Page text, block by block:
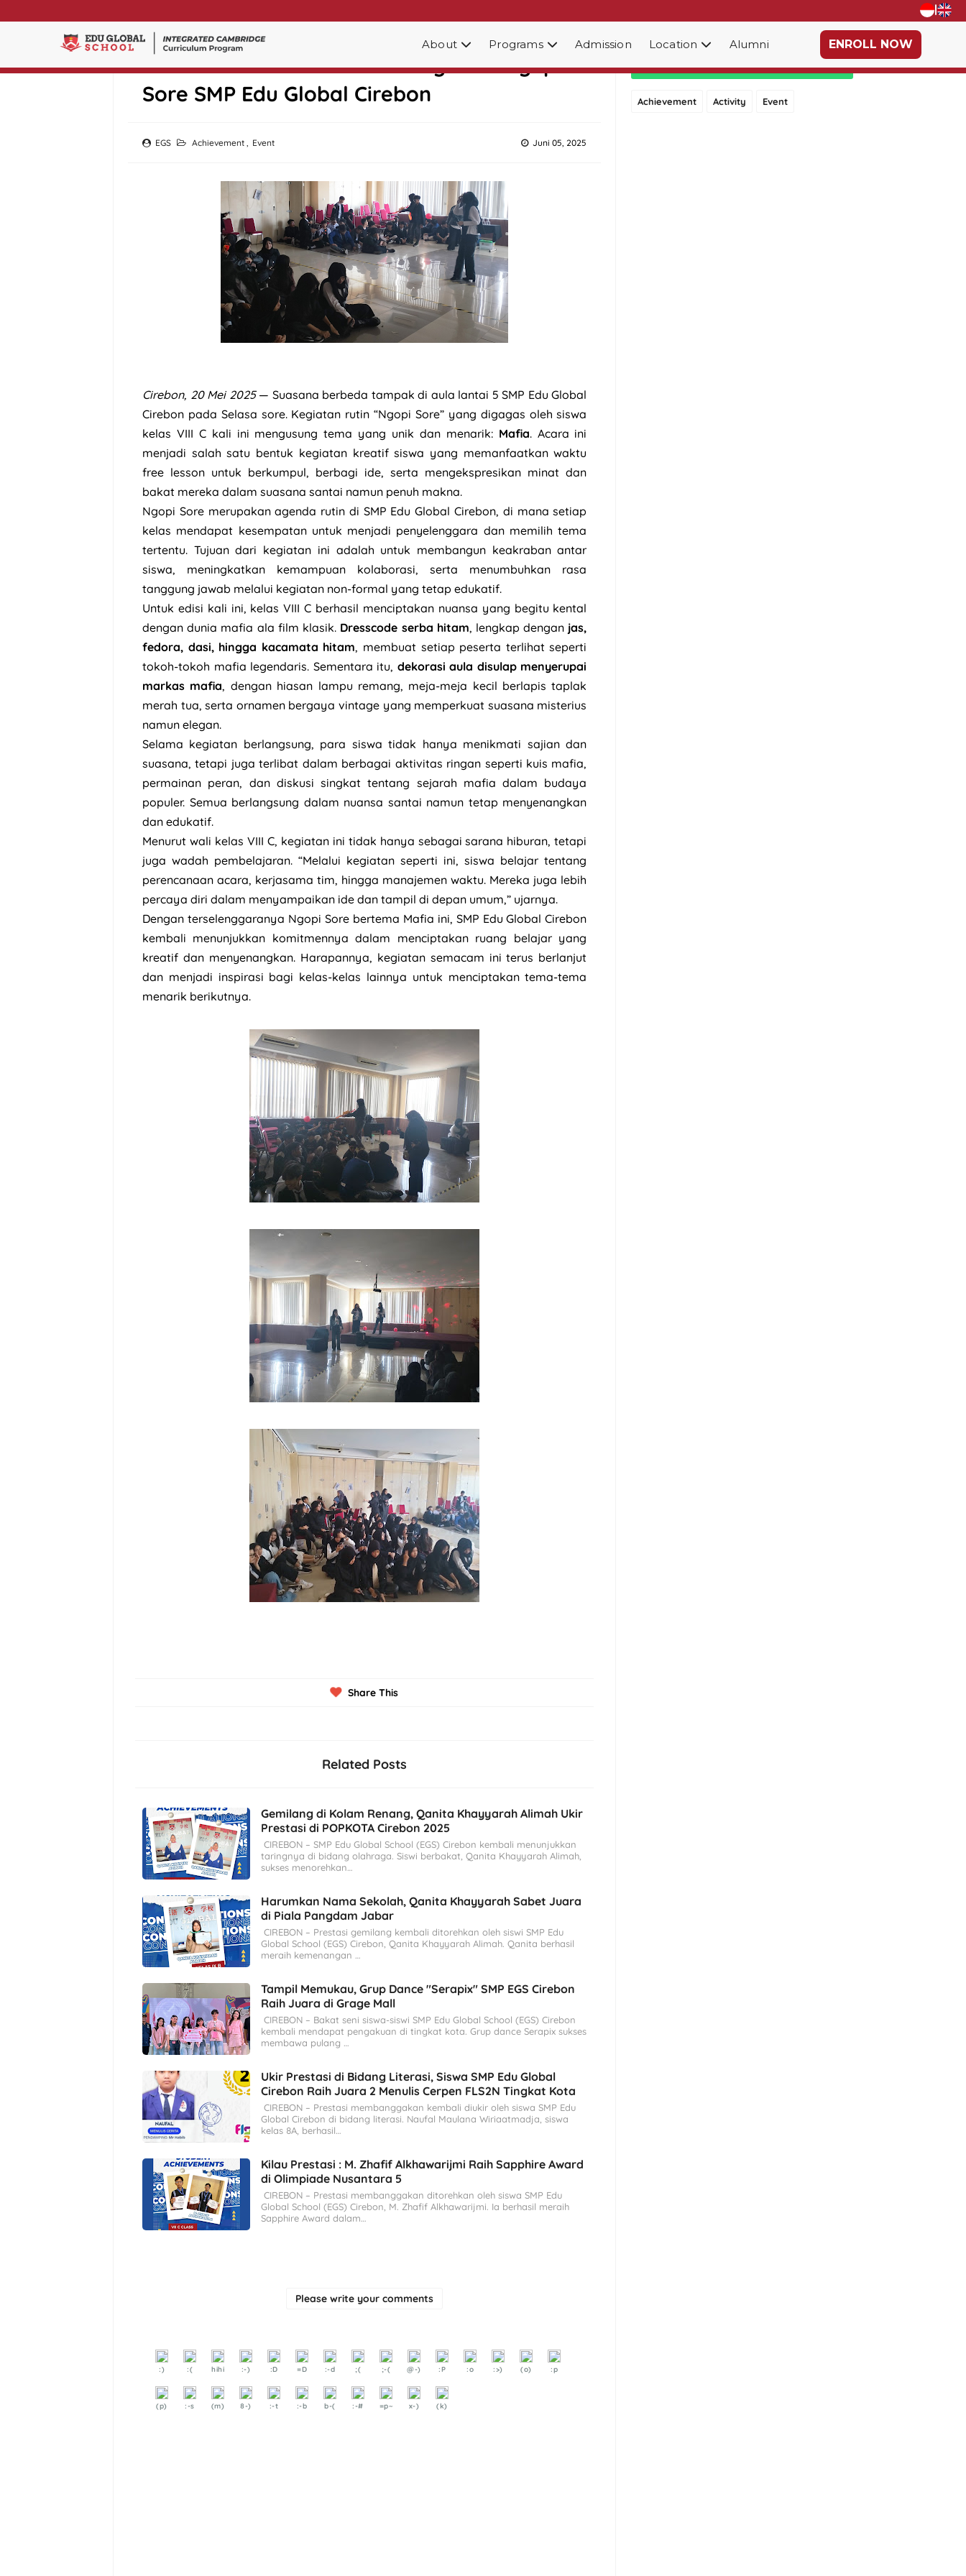
|
About Programs Admission Location Alumni ENROLL NOW
Suasana Mafia Meriahkan Kegiatan Ngopi
Sore SMP Edu Global Cirebon
EGS Juni 05, 2025
Achievement , Event
Cirebon, 20 Mei 2025— Suasana berbeda tampak di aula lantai 5 SMP Edu Global
Cirebon pada Selasa sore. Kegiatan rutin “Ngopi Sore” yang digagas oleh siswa
kelas VIII C kali ini mengusung tema yang unik dan menarik: Mafia. Acara ini
menjadi salah satu bentuk kegiatan kreatif siswa yang memanfaatkan waktu
free lesson untuk berkumpul, berbagi ide, serta mengekspresikan minat dan
bakat mereka dalam suasana santai namun penuh makna.
Ngopi Sore merupakan agenda rutin di SMP Edu Global Cirebon, di mana setiap
kelas mendapat kesempatan untuk menjadi penyelenggara dan memilih tema
tertentu. Tujuan dari kegiatan ini adalah untuk membangun keakraban antar
siswa, meningkatkan kemampuan kolaborasi, serta menumbuhkan rasa
tanggung jawab melalui kegiatan non-formal yang tetap edukatif.
Untuk edisi kali ini, kelas VIII C berhasil menciptakan nuansa yang begitu kental
dengan dunia mafia ala film klasik. Dresscode serba hitam, lengkap dengan jas,
fedora, dasi, hingga kacamata hitam, membuat setiap peserta terlihat seperti
tokoh-tokoh mafia legendaris. Sementara itu, dekorasi aula disulap menyerupai
markas mafia, dengan hiasan lampu remang, meja-meja kecil berlapis taplak
merah tua, serta ornamen bergaya vintage yang memperkuat suasana misterius
namun elegan.
Selama kegiatan berlangsung, para siswa tidak hanya menikmati sajian dan
suasana, tetapi juga terlibat dalam berbagai aktivitas ringan seperti kuis mafia,
permainan peran, dan diskusi singkat tentang sejarah mafia dalam budaya
populer. Semua berlangsung dalam nuansa santai namun tetap menyenangkan
dan edukatif.
Menurut wali kelas VIII C, kegiatan ini tidak hanya sebagai sarana hiburan, tetapi
juga wadah pembelajaran. “Melalui kegiatan seperti ini, siswa belajar tentang
perencanaan acara, kerjasama tim, hingga manajemen waktu. Mereka juga lebih
percaya diri dalam menyampaikan ide dan tampil di depan umum,” ujarnya.
Dengan terselenggaranya Ngopi Sore bertema Mafia ini, SMP Edu Global Cirebon
kembali menunjukkan komitmennya dalam menciptakan ruang belajar yang
kreatif dan menyenangkan. Harapannya, kegiatan semacam ini terus berlanjut
dan menjadi inspirasi bagi kelas-kelas lainnya untuk menciptakan tema-tema
menarik berikutnya.
Share This
Related Posts
Gemilang di Kolam Renang, Qanita Khayyarah Alimah Ukir
Prestasi di POPKOTA Cirebon 2025
CIREBON – SMP Edu Global School (EGS) Cirebon kembali menunjukkan
taringnya di bidang olahraga. Siswi berbakat, Qanita Khayyarah Alimah,
sukses menorehkan…
Harumkan Nama Sekolah, Qanita Khayyarah Sabet Juara
di Piala Pangdam Jabar
CIREBON – Prestasi gemilang kembali ditorehkan oleh siswi SMP Edu
Global School (EGS) Cirebon, Qanita Khayyarah Alimah. Qanita berhasil
meraih kemenangan …
Tampil Memukau, Grup Dance "Serapix" SMP EGS Cirebon
Raih Juara di Grage Mall
CIREBON – Bakat seni siswa-siswi SMP Edu Global School (EGS) Cirebon
kembali mendapat pengakuan di tingkat kota. Grup dance Serapix sukses
membawa pulang …
Ukir Prestasi di Bidang Literasi, Siswa SMP Edu Global
Cirebon Raih Juara 2 Menulis Cerpen FLS2N Tingkat Kota
CIREBON – Prestasi membanggakan kembali diukir oleh siswa SMP Edu
Global Cirebon di bidang literasi. Naufal Maulana Wiriaatmadja, siswa
kelas 8A, berhasil…
Kilau Prestasi : M. Zhafif Alkhawarijmi Raih Sapphire Award
di Olimpiade Nusantara 5
CIREBON – Prestasi membanggakan ditorehkan oleh siswa SMP Edu
Global School (EGS) Cirebon, M. Zhafif Alkhawarijmi. Ia berhasil meraih
Sapphire Award dalam…
Please write your comments
:) :( hihi :-) :D =D :-d ;( ;-( @-) :P :o :>) (o) :p
(p) :-s (m) 8-) :-t :-b b-( :-# =p~ x-) (k)
Category
Achievement Activity Event